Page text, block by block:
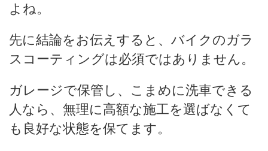
よね。
先に結論をお伝えすると、バイクのガラ
スコーティングは必須ではありません。
ガレージで保管し、こまめに洗車できる
人なら、無理に高額な施工を選ばなくて
も良好な状態を保てます。